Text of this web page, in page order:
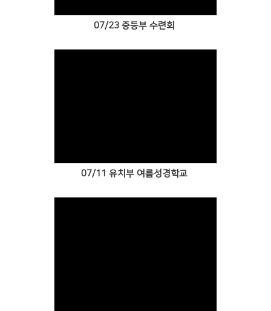
07/23 중등부 수련회
07/11 유치부 여름성경학교